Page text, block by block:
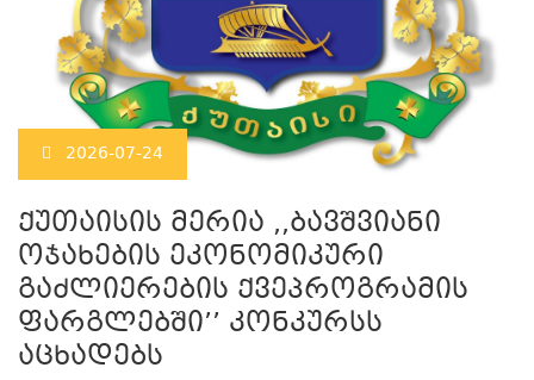
2026-07-24
ქუთაისის მერია ,,ბავშვიანი
ოჯახების ეკონომიკური
გაძლიერების ქვეპროგრამის
ფარგლებში’’ კონკურსს
აცხადებს